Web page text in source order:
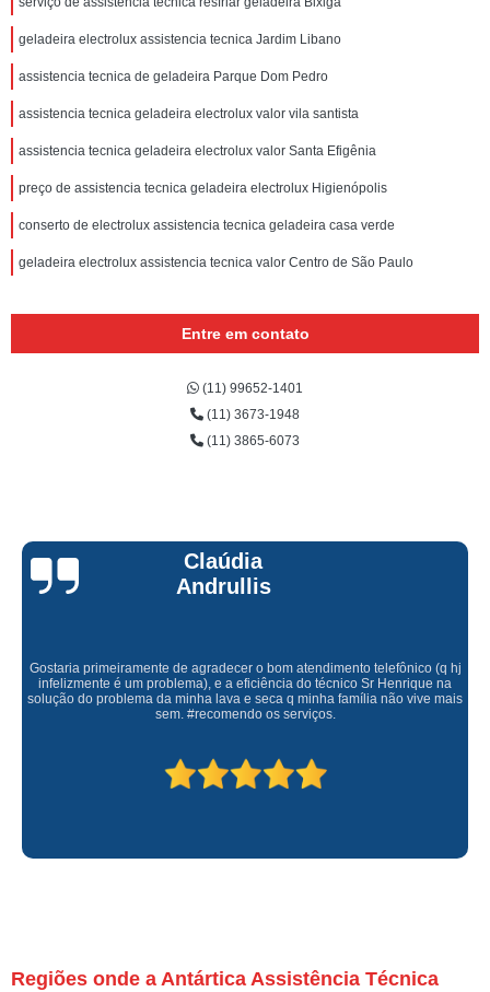
geladeira electrolux assistencia tecnica Jardim Libano
assistencia tecnica de geladeira Parque Dom Pedro
assistencia tecnica geladeira electrolux valor vila santista
assistencia tecnica geladeira electrolux valor Santa Efigênia
preço de assistencia tecnica geladeira electrolux Higienópolis
conserto de electrolux assistencia tecnica geladeira casa verde
geladeira electrolux assistencia tecnica valor Centro de São Paulo
Entre em contato
(11) 99652-1401
(11) 3673-1948
(11) 3865-6073
Claúdia
Andrullis
Gostaria primeiramente de agradecer o bom atendimento telefônico (q hj
infelizmente é um problema), e a eficiência do técnico Sr Henrique na
solução do problema da minha lava e seca q minha família não vive mais
sem. #recomendo os serviços.
Regiões onde a Antártica Assistência Técnica